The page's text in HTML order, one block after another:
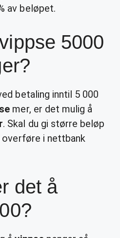
av beløpet.
5000
betaling inntil 5 000
mer, er det mulig å
. Skal du gi større beløp
overføre i nettbank
det å